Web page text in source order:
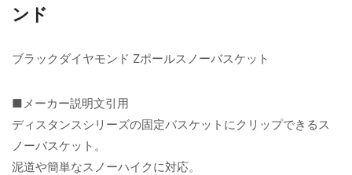
ンド
ブラックダイヤモンド Zポールスノーバスケット
■メーカー説明文引用
ディスタンスシリーズの固定バスケットにクリップできるス
ノーバスケット。
泥道や簡単なスノーハイクに対応。